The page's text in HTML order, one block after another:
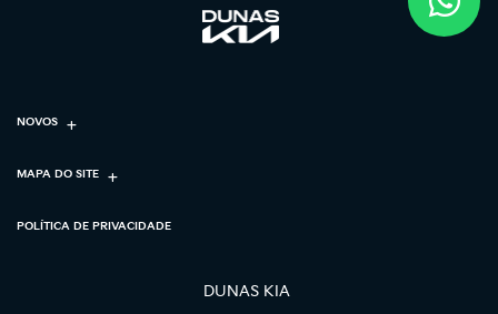
NOVOS
MAPA DO SITE
POLÍTICA DE PRIVACIDADE
DUNAS KIA